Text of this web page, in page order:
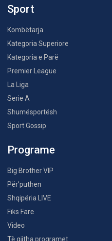
Sport
Kombëtarja
Kategoria Superiore
Kategoria e Parë
Premier League
La Liga
Serie A
Shumësportësh
Sport Gossip
Programe
Big Brother VIP
Për’puthen
Shqipëria LIVE
Fiks Fare
Video
Të gjitha programet